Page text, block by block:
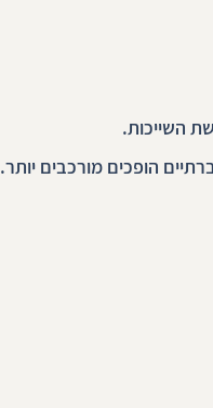
השייכות.
הופכים מורכבים יותר.